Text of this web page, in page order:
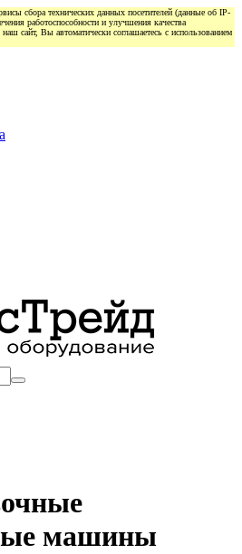
сбора технических данных посетителей (данные об IP-
работоспособности и улучшения качества
сайт, Вы автоматически соглашаетесь с использованием
машины